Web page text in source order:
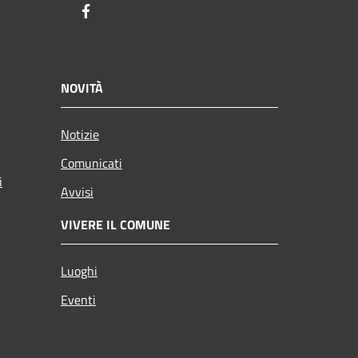
NOVITÀ
Notizie
Comunicati
Avvisi
VIVERE IL COMUNE
Luoghi
Eventi